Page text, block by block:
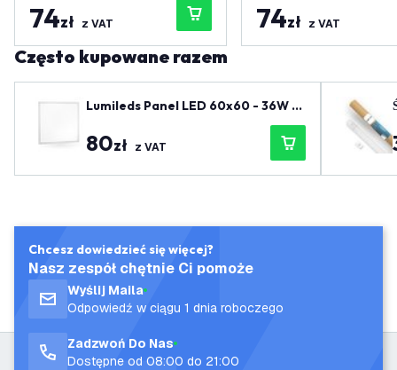
74zł z VAT 74zł z VAT
Często kupowane razem
Lumileds Panel LED 60x60 - 36W -
4000K - 125 Lm/W - UGR <22 - 5 lat
gwarancji
80zł z VAT
Chcesz dowiedzieć się więcej?
Nasz zespół chętnie Ci pomoże
Wyślij Maila
Odpowiedź w ciągu 1 dnia roboczego
Zadzwoń Do Nas
Dostępne od 08:00 do 21:00